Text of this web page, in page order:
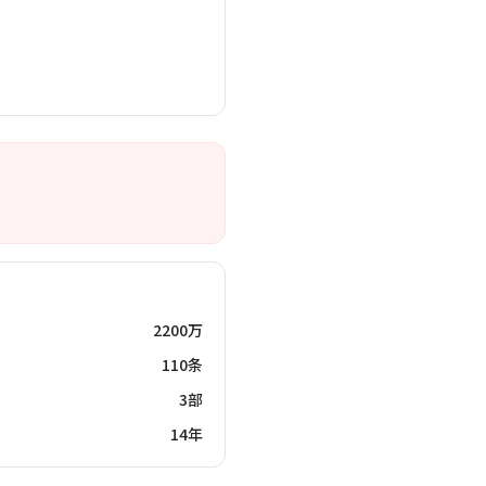
2200万
110条
3部
14年